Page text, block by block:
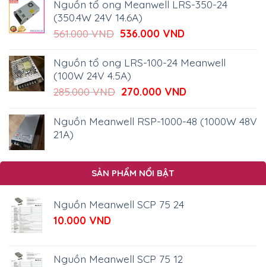
Nguồn tổ ong Meanwell LRS-350-24
(350.4W 24V 14.6A)
561.000VND Giá
là:
561.000 VND.
536.000 VND
tại
536.000 VND.
Nguồn tổ ong LRS-100-24 Meanwell
(100W 24V 4.5A)
285.000VND Giá
là:
270.000 VND
tại
Nguồn Meanwell RSP-1000-48 (1000W 48V
21A)
SẢN PHẨM NỔI BẬT
Nguồn Meanwell SCP 75 24
10.000 VND
Nguồn Meanwell SCP 75 12